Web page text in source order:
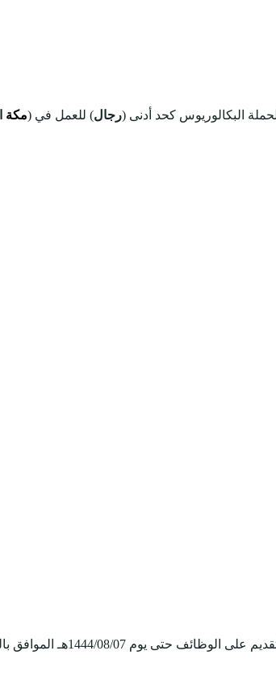
البكالوريوس كحد أدنى (رجال) للعمل في (مكة